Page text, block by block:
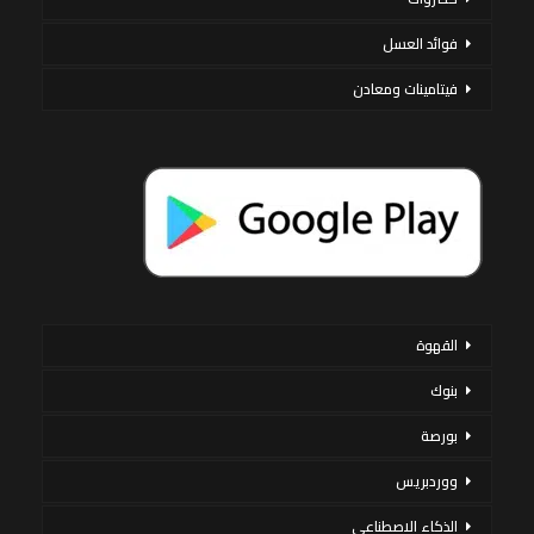
فوائد العسل
فيتامينات ومعادن
القهوة
بنوك
بورصة
ووردبريس
الذكاء الاصطناعي